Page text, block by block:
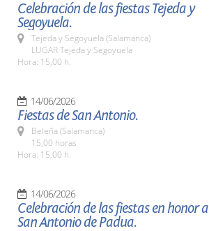
Celebración de las fiestas Tejeda y
Segoyuela.
Tejeda y Segoyuela (Salamanca)
LUGAR Tejeda y Segoyuela
Hora: 15,00 h.
14/06/2026
Fiestas de San Antonio.
Beleña (Salamanca)
15,00 horas
Hora: 15,00 h.
14/06/2026
Celebración de las fiestas en honor a
San Antonio de Padua.